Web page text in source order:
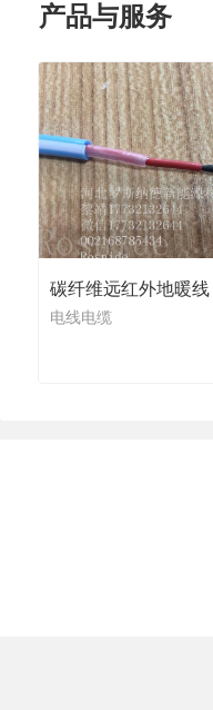
产品与服务
碳纤维远红外地暖线
电线电缆